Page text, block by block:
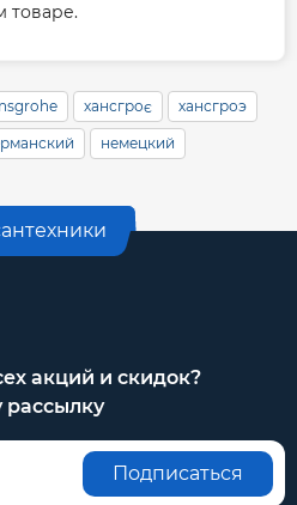
товаре.
хансгроє хансгроэ
немецкий
акций и скидок?
Подписаться